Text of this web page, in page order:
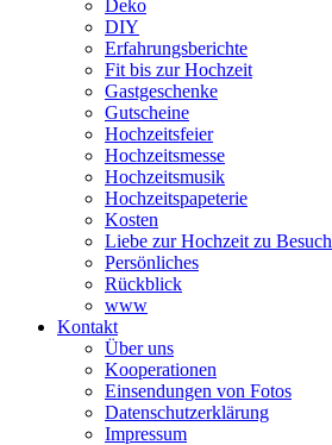
Deko
DIY
Erfahrungsberichte
Fit bis zur Hochzeit
Gastgeschenke
Gutscheine
Hochzeitsfeier
Hochzeitsmesse
Hochzeitsmusik
Hochzeitspapeterie
Kosten
Liebe zur Hochzeit zu Besuch
Persönliches
Rückblick
www
Kontakt
Über uns
Kooperationen
Einsendungen von Fotos
Datenschutzerklärung
Impressum